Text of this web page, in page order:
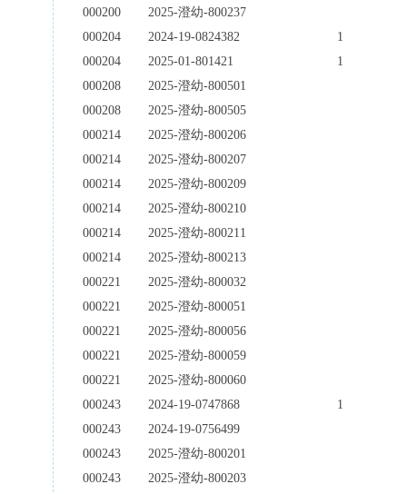
000200
2025-澄幼-800237
000204
2024-19-0824382
1
000204
2025-01-801421
1
000208
2025-澄幼-800501
000208
2025-澄幼-800505
000214
2025-澄幼-800206
000214
2025-澄幼-800207
000214
2025-澄幼-800209
000214
2025-澄幼-800210
000214
2025-澄幼-800211
000214
2025-澄幼-800213
000221
2025-澄幼-800032
000221
2025-澄幼-800051
000221
2025-澄幼-800056
000221
2025-澄幼-800059
000221
2025-澄幼-800060
000243
2024-19-0747868
1
000243
2024-19-0756499
000243
2025-澄幼-800201
000243
2025-澄幼-800203